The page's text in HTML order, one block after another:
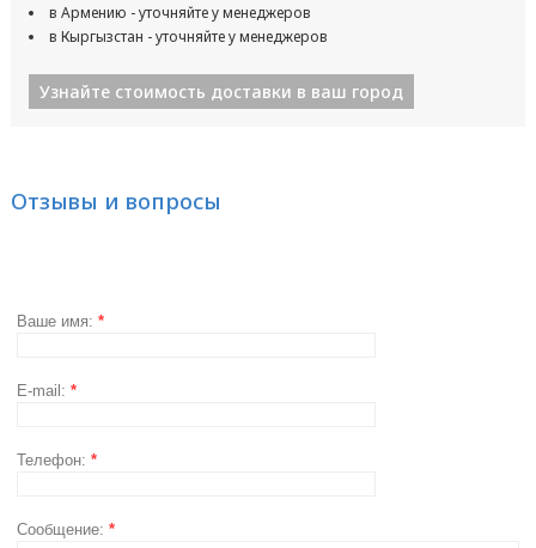
в Армению - уточняйте у менеджеров
в Кыргызстан - уточняйте у менеджеров
Узнайте стоимость доставки в ваш город
Отзывы и вопросы
Ваше имя: *
E-mail: *
Телефон: *
Сообщение: *